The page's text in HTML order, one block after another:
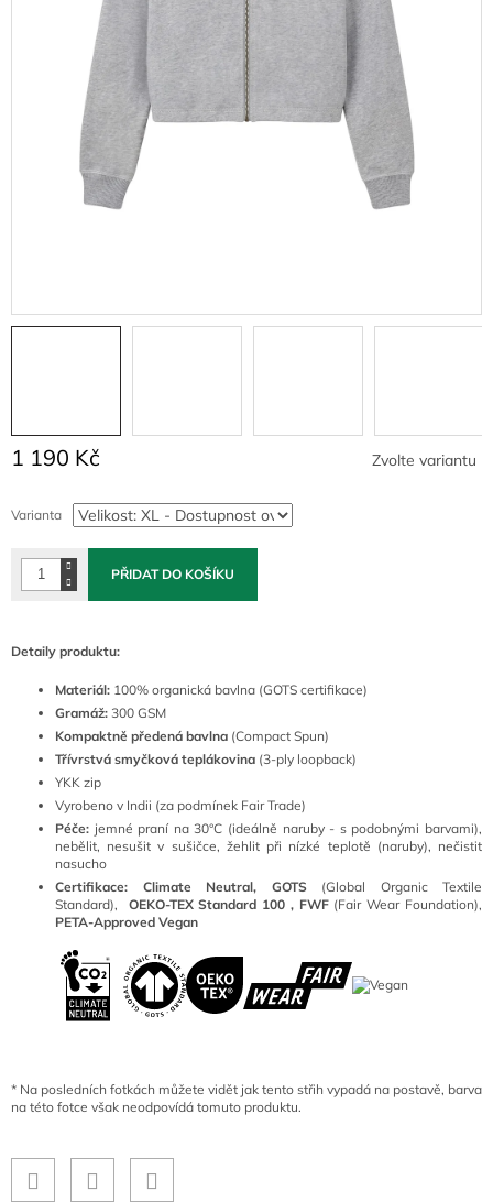
1 190 Kč
cena:
Zvolte variantu
Varianta
PŘIDAT DO KOŠÍKU
Detaily produktu:
Materiál: 100% organická bavlna (GOTS certifikace)
Gramáž: 300 GSM
Kompaktně předená bavlna (Compact Spun)
Třívrstvá smyčková teplákovina (3-ply loopback)
YKK zip
Vyrobeno v Indii (za podmínek Fair Trade)
Péče: jemné praní na 30°C (ideálně naruby - s podobnými barvami),
nebělit, nesušit v sušičce, žehlit při nízké teplotě (naruby), nečistit
nasucho
Certifikace: Climate Neutral, GOTS(Global Organic Textile
Standard),
OEKO-TEX Standard 100 , FWF (Fair Wear Foundation),
PETA-Approved Vegan
* Na posledních fotkách můžete vidět jak tento střih vypadá na postavě, barva
na této fotce však neodpovídá tomuto produktu.